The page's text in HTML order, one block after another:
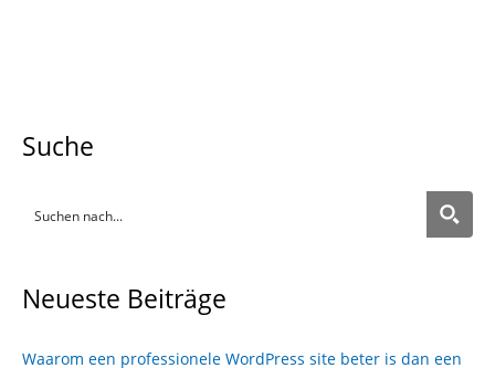
Suche
Neueste Beiträge
Waarom een professionele WordPress site beter is dan een